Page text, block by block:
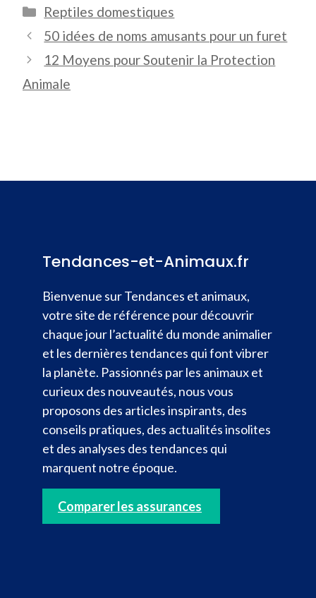
Catégories
Reptiles domestiques
50 idées de noms amusants pour un furet
12 Moyens pour Soutenir la Protection
Animale
Tendances-et-Animaux.fr
Bienvenue sur Tendances et animaux,
votre site de référence pour découvrir
chaque jour l’actualité du monde animalier
et les dernières tendances qui font vibrer
la planète. Passionnés par les animaux et
curieux des nouveautés, nous vous
proposons des articles inspirants, des
conseils pratiques, des actualités insolites
et des analyses des tendances qui
marquent notre époque.
Comparer les assurances